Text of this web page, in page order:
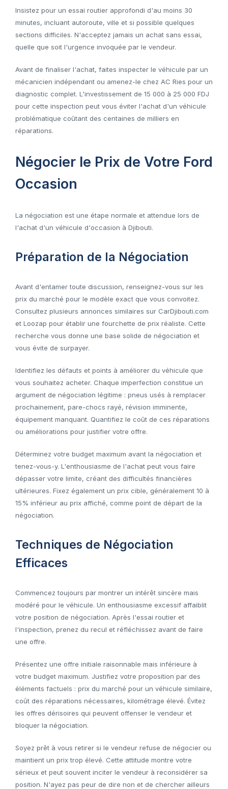
Insistez pour un essai routier approfondi d'au moins 30
minutes, incluant autoroute, ville et si possible quelques
sections difficiles. N'acceptez jamais un achat sans essai,
quelle que soit l'urgence invoquée par le vendeur.
Avant de finaliser l'achat, faites inspecter le véhicule par un
mécanicien indépendant ou amenez-le chez AC Ries pour un
diagnostic complet. L'investissement de 15 000 à 25 000 FDJ
pour cette inspection peut vous éviter l'achat d'un véhicule
problématique coûtant des centaines de milliers en
réparations.
Négocier le Prix de Votre Ford
Occasion
La négociation est une étape normale et attendue lors de
l'achat d'un véhicule d'occasion à Djibouti.
Préparation de la Négociation
Avant d'entamer toute discussion, renseignez-vous sur les
prix du marché pour le modèle exact que vous convoitez.
Consultez plusieurs annonces similaires sur CarDjibouti.com
et Loozap pour établir une fourchette de prix réaliste. Cette
recherche vous donne une base solide de négociation et
vous évite de surpayer.
Identifiez les défauts et points à améliorer du véhicule que
vous souhaitez acheter. Chaque imperfection constitue un
argument de négociation légitime : pneus usés à remplacer
prochainement, pare-chocs rayé, révision imminente,
équipement manquant. Quantifiez le coût de ces réparations
ou améliorations pour justifier votre offre.
Déterminez votre budget maximum avant la négociation et
tenez-vous-y. L'enthousiasme de l'achat peut vous faire
dépasser votre limite, créant des difficultés financières
ultérieures. Fixez également un prix cible, généralement 10 à
15% inférieur au prix affiché, comme point de départ de la
négociation.
Techniques de Négociation
Efficaces
Commencez toujours par montrer un intérêt sincère mais
modéré pour le véhicule. Un enthousiasme excessif affaiblit
votre position de négociation. Après l'essai routier et
l'inspection, prenez du recul et réfléchissez avant de faire
une offre.
Présentez une offre initiale raisonnable mais inférieure à
votre budget maximum. Justifiez votre proposition par des
éléments factuels : prix du marché pour un véhicule similaire,
coût des réparations nécessaires, kilométrage élevé. Évitez
les offres dérisoires qui peuvent offenser le vendeur et
bloquer la négociation.
Soyez prêt à vous retirer si le vendeur refuse de négocier ou
maintient un prix trop élevé. Cette attitude montre votre
sérieux et peut souvent inciter le vendeur à reconsidérer sa
position. N'ayez pas peur de dire non et de chercher ailleurs